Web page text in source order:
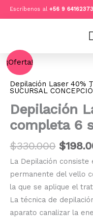
al
Escríbenos al +56 9 64162373
¡Oferta!
Depilación Laser 40%
SUCURSAL
Depilación
completa 6
$330.000
era:
$
La Depilación consiste
permanente del vello
la que se aplique el
La técnica de
aparato canalizar la
Depilación
pierna
completa
sesiones
cantidad